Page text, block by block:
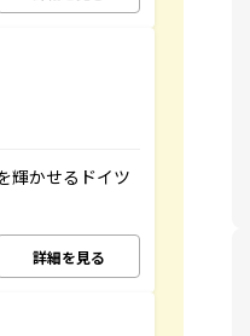
輝かせるドイツ
詳細を見る